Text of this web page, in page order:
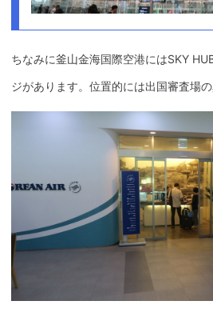
ちなみに釜山金海国際空港にはSKY
ジがあります。位置的には出国審査場の